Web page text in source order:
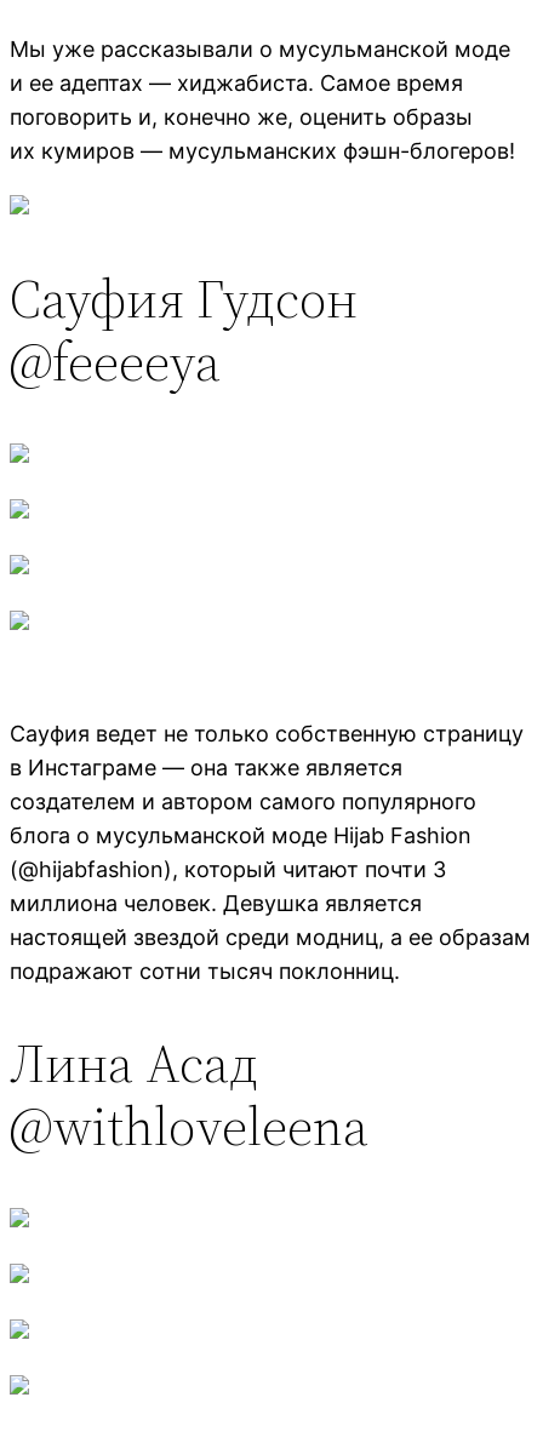
Мы уже рассказывали о мусульманской моде
и ее адептах — хиджабиста. Самое время
поговорить и, конечно же, оценить образы
их кумиров — мусульманских фэшн-блогеров!
Сауфия Гудсон
@feeeeya
Сауфия ведет не только собственную страницу
в Инстаграме — она также является
создателем и автором самого популярного
блога о мусульманской моде Hijab Fashion
(@hijabfashion), который читают почти 3
миллиона человек. Девушка является
настоящей звездой среди модниц, а ее образам
подражают сотни тысяч поклонниц.
Лина Асад
@withloveleena